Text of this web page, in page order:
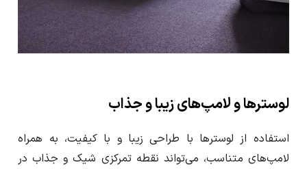
لوسترها و لامپ‌های زیبا و جذاب
استفاده از لوسترها با طراحی زیبا و با کیفیت، به همراه
لامپ‌های متناسب، می‌تواند نقطه تمرکزی شیک و جذاب در